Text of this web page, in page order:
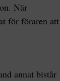
När
för föraren att
annat bistår